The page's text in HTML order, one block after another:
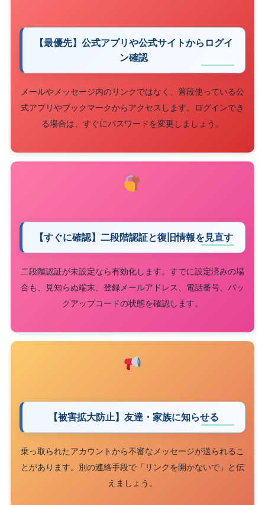
【最優先】公式アプリや公式サイトからログイ
ン確認
メールやメッセージ内のリンクではなく、普段使っている公
式アプリやブックマークからアクセスします。ログインでき
る場合は、すぐにパスワードを変更しましょう。
【すぐに確認】二段階認証と復旧情報を見直す
二段階認証が未設定なら有効化します。すでに設定済みの場
合も、見知らぬ端末、登録メールアドレス、電話番号、バッ
クアップコードの状態を確認します。
【被害拡大防止】友達・家族に知らせる
乗っ取られたアカウントから不審なメッセージが送られるこ
とがあります。別の連絡手段で「リンクを開かないで」と伝
えましょう。